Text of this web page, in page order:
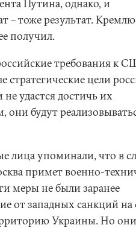
Путина, однако, и
– тоже результат.
получил.
требования к
стратегические цели
удастся достичь их
будут
лица упоминали, что в
примет военно-
меры не были заранее
от западных санкций на
Украины. Но они